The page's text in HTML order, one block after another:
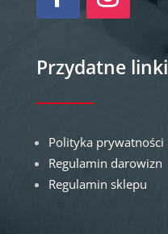
Przydatne linki
Polityka prywatności
Regulamin darowizn
Regulamin sklepu